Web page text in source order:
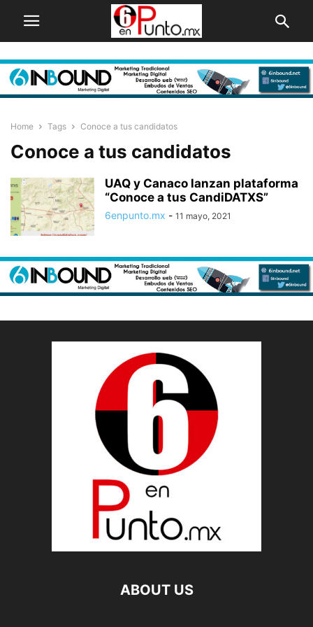
Home Tags Conoce a tus candidatos
Conoce a tus candidatos
UAQ y Canaco lanzan plataforma
“Conoce a tus CandiDATXS”
6enpunto.mx - 11 mayo, 2021
ABOUT US